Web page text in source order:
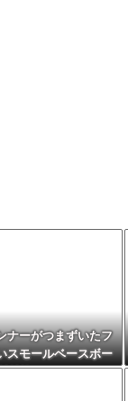
ナーがつまずいたフ
スモールベースボー